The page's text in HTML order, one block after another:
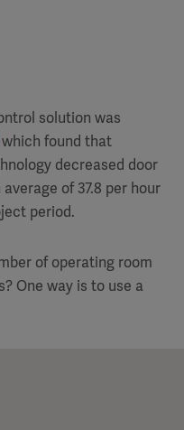
solution was
which found that
decreased door
of 37.8 per hour
period.
of operating room
One way is to use a